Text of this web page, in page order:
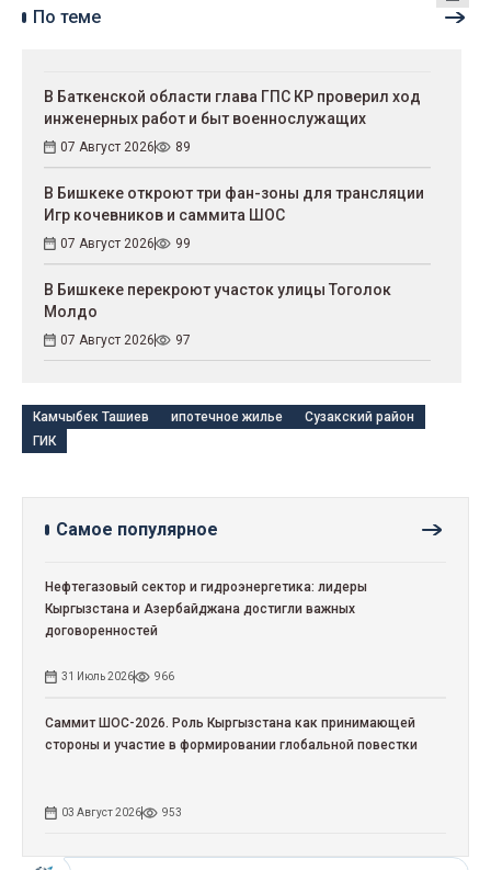
По теме
В Баткенской области глава ГПС КР проверил ход
инженерных работ и быт военнослужащих
07 Август 2026 89
В Бишкеке откроют три фан-зоны для трансляции
Игр кочевников и саммита ШОС
07 Август 2026 99
В Бишкеке перекроют участок улицы Тоголок
Молдо
07 Август 2026 97
Камчыбек Ташиев ипотечное жилье
Сузакский район
ГИК
Самое популярное
Нефтегазовый сектор и гидроэнергетика: лидеры
Кыргызстана и Азербайджана достигли важных
договоренностей
31 Июль 2026 966
Саммит ШОС-2026. Роль Кыргызстана как принимающей
стороны и участие в формировании глобальной повестки
03 Август 2026 953